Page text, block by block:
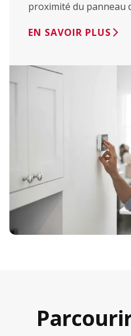
proximité du panneau
EN SAVOIR PLUS